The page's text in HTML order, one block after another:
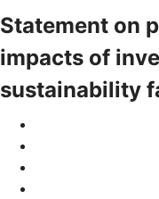
Statement on
impacts of
sustainability